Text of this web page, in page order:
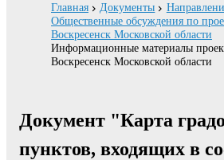
Главная Документы
Общественные обсуждения по
Воскресенск Московской области
Информационные материалы
Воскресенск Московской области
Документ "Карта
пунктов, входящих в